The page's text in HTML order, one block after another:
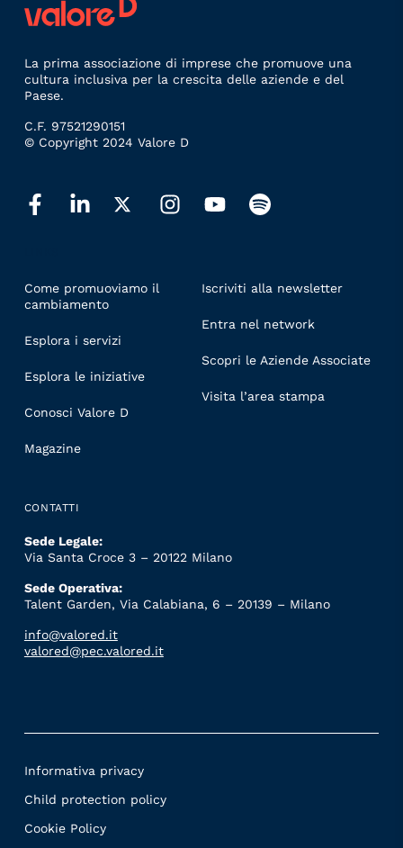
La prima associazione di imprese che promuove una
cultura inclusiva per la crescita delle aziende e del
Paese.
C.F. 97521290151
© Copyright 2024 Valore D
Come promuoviamo il
cambiamento
Esplora i servizi
Esplora le iniziative
Conosci Valore D
Magazine
Iscriviti alla newsletter
Entra nel network
Scopri le Aziende Associate
Visita l’area stampa
CONTATTI
Sede Legale:
Via Santa Croce 3 – 20122 Milano
Sede Operativa:
Talent Garden, Via Calabiana, 6 – 20139 – Milano
info@valored.it
valored@pec.valored.it
Informativa privacy
Child protection policy
Cookie Policy